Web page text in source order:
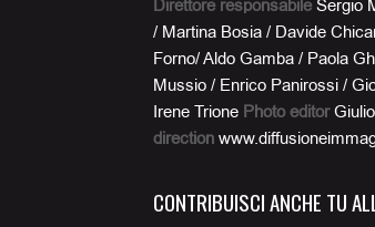
Direttore responsabile Sergio
/ Martina Bosia / Davide
Forno/ Aldo Gamba / Paola
Mussio / Enrico Panirossi /
Irene Trione Photo editor
direction
CONTRIBUISCI ANCHE TU